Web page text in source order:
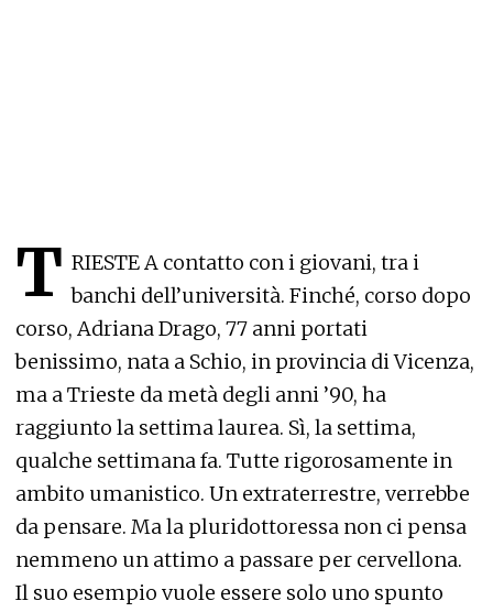
T RIESTE A contatto con i giovani, tra i
banchi dell’università. Finché, corso dopo
corso, Adriana Drago, 77 anni portati
benissimo, nata a Schio, in provincia di Vicenza,
ma a Trieste da metà degli anni ’90, ha
raggiunto la settima laurea. Sì, la settima,
qualche settimana fa. Tutte rigorosamente in
ambito umanistico. Un extraterrestre, verrebbe
da pensare. Ma la pluridottoressa non ci pensa
nemmeno un attimo a passare per cervellona.
Il suo esempio vuole essere solo uno spunto